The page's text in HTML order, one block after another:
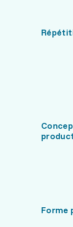
Forme